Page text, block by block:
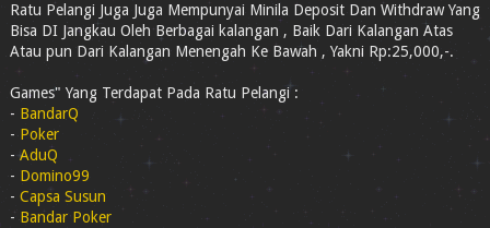
Ratu Pelangi Juga Juga Mempunyai Minila Deposit Dan Withdraw Yang
Bisa DI Jangkau Oleh Berbagai kalangan , Baik Dari Kalangan Atas
Atau pun Dari Kalangan Menengah Ke Bawah , Yakni Rp:25,000,-.
Games" Yang Terdapat Pada Ratu Pelangi :
- BandarQ
- Poker
-AduQ
- Domino99
- Capsa Susun
- Bandar Poker